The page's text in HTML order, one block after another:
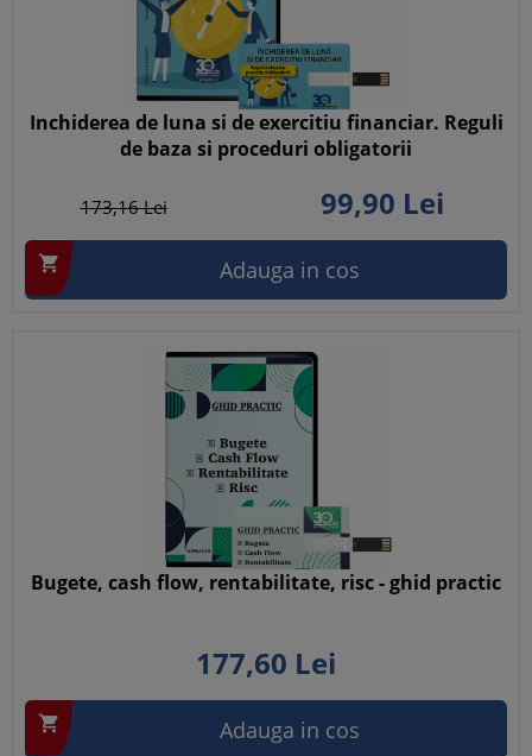
Inchiderea de luna si de exercitiu financiar. Reguli
de baza si proceduri obligatorii
173,16Lei 99,90 Lei
 Adauga in cos
Bugete, cash flow, rentabilitate, risc - ghid practic
177,60 Lei
 Adauga in cos